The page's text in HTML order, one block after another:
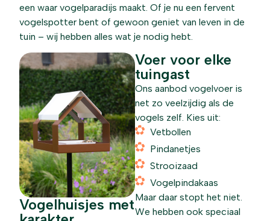
een waar vogelparadijs maakt. Of je nu een fervent
vogelspotter bent of gewoon geniet van leven in de
tuin – wij hebben alles wat je nodig hebt.
Vogelhuisjes met
Voer voor elke
tuingast
Ons aanbod vogelvoer is
net zo veelzijdig als de
vogels zelf. Kies uit:
Vetbollen
Pindanetjes
Strooizaad
Vogelpindakaas
Maar daar stopt het niet.
We hebben ook speciaal